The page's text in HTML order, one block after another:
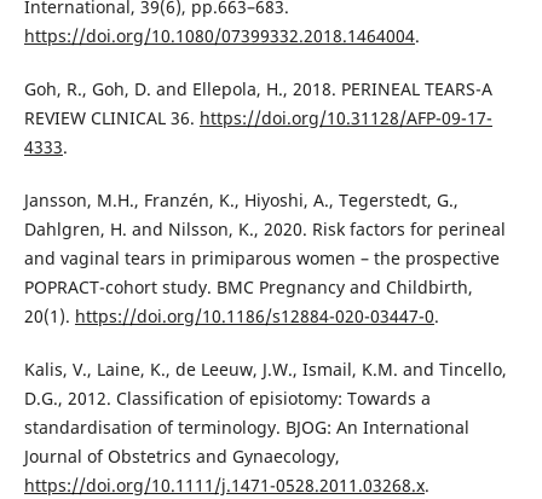
International, 39(6), pp.663–683.
https://doi.org/10.1080/07399332.2018.1464004.
Goh, R., Goh, D. and Ellepola, H., 2018. PERINEAL TEARS-A
REVIEW CLINICAL 36. https://doi.org/10.31128/AFP-09-17-
4333.
Jansson, M.H., Franzén, K., Hiyoshi, A., Tegerstedt, G.,
Dahlgren, H. and Nilsson, K., 2020. Risk factors for perineal
and vaginal tears in primiparous women – the prospective
POPRACT-cohort study. BMC Pregnancy and Childbirth,
20(1). https://doi.org/10.1186/s12884-020-03447-0.
Kalis, V., Laine, K., de Leeuw, J.W., Ismail, K.M. and Tincello,
D.G., 2012. Classification of episiotomy: Towards a
standardisation of terminology. BJOG: An International
Journal of Obstetrics and Gynaecology,
https://doi.org/10.1111/j.1471-0528.2011.03268.x.